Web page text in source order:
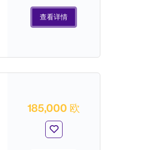
查看详情
185,000 欧